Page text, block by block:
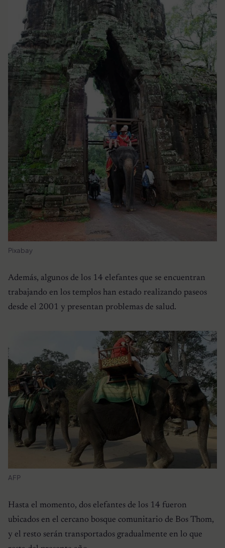
Pixabay
Además, algunos de los 14 elefantes que se encuentran
trabajando en los templos han estado realizando paseos
desde el 2001 y presentan problemas de salud.
AFP
Hasta el momento, dos elefantes de los 14 fueron
ubicados en el cercano bosque comunitario de Bos Thom,
y el resto serán transportados gradualmente en lo que